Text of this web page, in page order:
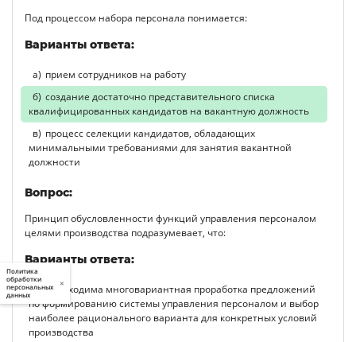
Под процессом набора персонала понимается:
Варианты ответа:
прием сотрудников на работу
создание достаточно представительного списка
квалифицированных кандидатов на вакантную должность
процесс селекции кандидатов, обладающих
минимальными требованиями для занятия вакантной
должности
Вопрос:
Принцип обусловленности функций управления персоналом
целями производства подразумевает, что:
Варианты ответа:
необходима многовариантная проработка предложений
по формированию системы управления персоналом и выбор
наиболее рационального варианта для конкретных условий
производства
Политика
обработки
персональных
данных
×